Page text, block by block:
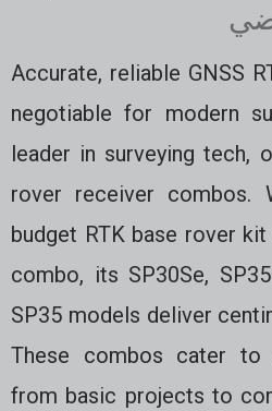
Accurate, reliable
negotiable for modern
leader in surveying
rover receiver
budget RTK base rover
combo, its SP30Se,
SP35 models deliver
These combos cater
from basic projects to